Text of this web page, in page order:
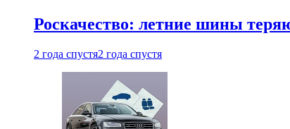
Роскачество: летние шины
2 года спустя2 года спустя